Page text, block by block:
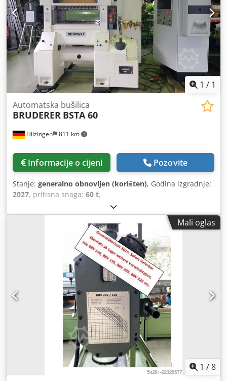
1 / 1
Hilzingen 811 km
Automatska bušilica
BRUDERER BSTA 60
Informacije o cijeni Pozovite
Stanje: generalno obnovljen (korišten), Godina izgradnje:
2027, pritisna snaga: 60 t,
Mali oglas
1 /8